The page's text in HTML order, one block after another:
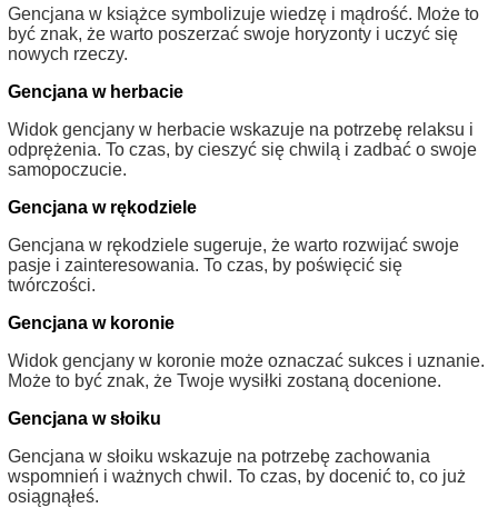
Gencjana w książce symbolizuje wiedzę i mądrość. Może to
być znak, że warto poszerzać swoje horyzonty i uczyć się
nowych rzeczy.
Gencjana w herbacie
Widok gencjany w herbacie wskazuje na potrzebę relaksu i
odprężenia. To czas, by cieszyć się chwilą i zadbać o swoje
samopoczucie.
Gencjana w rękodziele
Gencjana w rękodziele sugeruje, że warto rozwijać swoje
pasje i zainteresowania. To czas, by poświęcić się
twórczości.
Gencjana w koronie
Widok gencjany w koronie może oznaczać sukces i uznanie.
Może to być znak, że Twoje wysiłki zostaną docenione.
Gencjana w słoiku
Gencjana w słoiku wskazuje na potrzebę zachowania
wspomnień i ważnych chwil. To czas, by docenić to, co już
osiągnąłeś.